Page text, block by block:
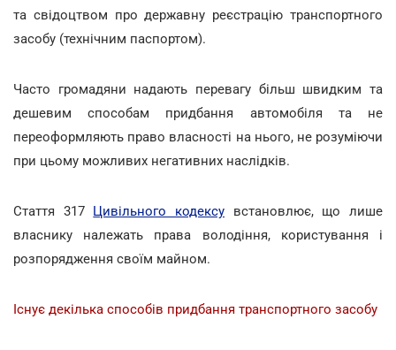
та свідоцтвом про державну реєстрацію транспортного
засобу (технічним паспортом).
Часто громадяни надають перевагу більш швидким та
дешевим способам придбання автомобіля та не
переоформляють право власності на нього, не розуміючи
при цьому можливих негативних наслідків.
Стаття 317 Цивільного кодексу встановлює, що лише
власнику належать права володіння, користування і
розпорядження своїм майном.
Існує декілька способів придбання транспортного засобу